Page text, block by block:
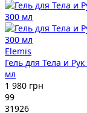
Elemis
Гель для Тела и
мл
1 980 грн
99
31926